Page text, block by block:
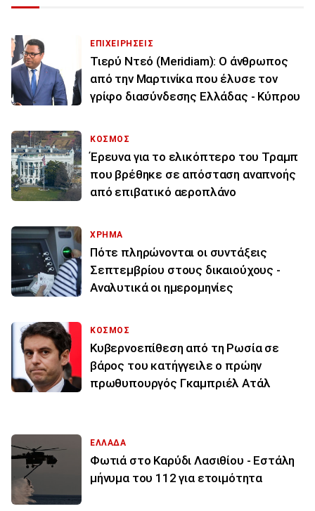
ΕΠΙΧΕΙΡΗΣΕΙΣ
Τιερύ Ντεό (Meridiam): Ο άνθρωπος
από την Μαρτινίκα που έλυσε τον
γρίφο διασύνδεσης Ελλάδας - Κύπρου
ΚΟΣΜΟΣ
Έρευνα για το ελικόπτερο του Τραμπ
που βρέθηκε σε απόσταση αναπνοής
από επιβατικό αεροπλάνο
ΧΡΗΜΑ
Πότε πληρώνονται οι συντάξεις
Σεπτεμβρίου στους δικαιούχους -
Αναλυτικά οι ημερομηνίες
ΚΟΣΜΟΣ
Κυβερνοεπίθεση από τη Ρωσία σε
βάρος του κατήγγειλε ο πρώην
πρωθυπουργός Γκαμπριέλ Ατάλ
ΕΛΛΑΔΑ
Φωτιά στο Καρύδι Λασιθίου - Εστάλη
μήνυμα του 112 για ετοιμότητα